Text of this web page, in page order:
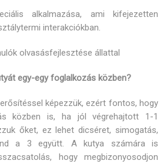
alkalmazása, ami kifejezetten
interakciókban.
olvasásfejlesztése állattal
egy-egy foglalkozás közben?
képezzük, ezért fontos, hogy
közben is, ha jól végrehajtott 1-1
őket, ez lehet dicséret, simogatás,
a 3 együtt. A kutya számára is
hogy megbizonyosodjon